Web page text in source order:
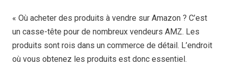
« Où acheter des produits à vendre sur Amazon ? C’est
un casse-tête pour de nombreux vendeurs AMZ. Les
produits sont rois dans un commerce de détail. L’endroit
où vous obtenez les produits est donc essentiel.